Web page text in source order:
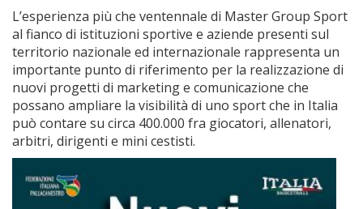
L’esperienza più che ventennale di Master Group Sport
al fianco di istituzioni sportive e aziende presenti sul
territorio nazionale ed internazionale rappresenta un
importante punto di riferimento per la realizzazione di
nuovi progetti di marketing e comunicazione che
possano ampliare la visibilità di uno sport che in Italia
può contare su circa 400.000 fra giocatori, allenatori,
arbitri, dirigenti e mini cestisti.